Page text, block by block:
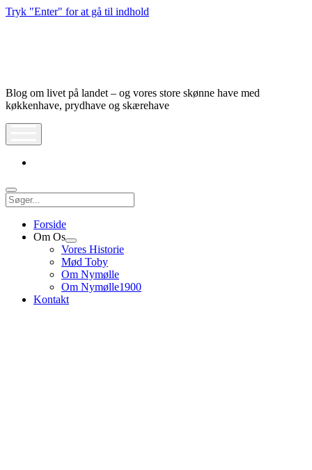
Tryk "Enter" for at gå til indhold
Blog om livet på landet – og vores store skønne have med
køkkenhave, prydhave og skærehave
Søg
Forside
Om Os
Åbn
dropdown
meny
Vores Historie
Mød Toby
Om Nymølle
Om Nymølle1900
Kontakt